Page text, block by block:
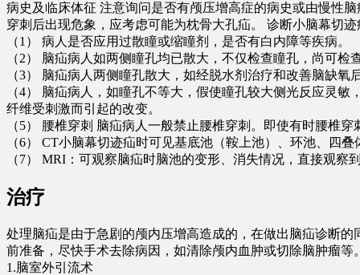
病史及临床体征 注意询问是否有颅压增高症的病史或由慢性
穿刺后出现危象，应考虑可能为枕骨大孔疝。 诊断小脑幕切
（1） 病人是否应用过散瞳或缩瞳剂，是否有白内障等疾病。
（2） 脑疝病人如两侧瞳孔均已散大，不仅检查瞳孔，尚可
（3） 脑疝病人两侧瞳孔散大，如经脱水剂治疗和改善脑缺
（4） 脑疝病人，如瞳孔不等大，假使瞳孔较大侧光反应灵
纤维受刺激而引起的改变。
（5） 腰椎穿刺 脑疝病人一般禁止腰椎穿刺。即使有时腰椎
（6） CT小脑幕切迹疝时可见基底池（鞍上池）、环池、四
（7） MRI：可观察脑疝时脑池的变形、消失情况，直接观
治疗
处理脑疝是由于急剧的颅内压增高造成的，在做出脑疝诊断
前准备，尽快手术去除病因，如清除颅内血肿或切除脑肿瘤
1.脑室外引流术